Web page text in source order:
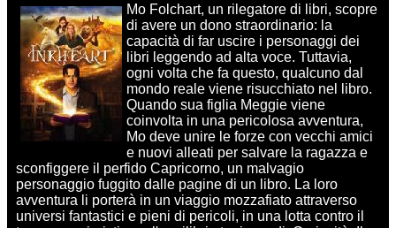
Mo Folchart, un rilegatore di libri, scopre
di avere un dono straordinario: la
capacità di far uscire i personaggi dei
libri leggendo ad alta voce. Tuttavia,
ogni volta che fa questo, qualcuno dal
mondo reale viene risucchiato nel libro.
Quando sua figlia Meggie viene
coinvolta in una pericolosa avventura,
Mo deve unire le forze con vecchi amici
e nuovi alleati per salvare la ragazza e
sconfiggere il perfido Capricorno, un malvagio
personaggio fuggito dalle pagine di un libro. La loro
avventura li porterà in un viaggio mozzafiato attraverso
universi fantastici e pieni di pericoli, in una lotta contro il